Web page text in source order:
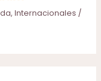
,Internacionales /